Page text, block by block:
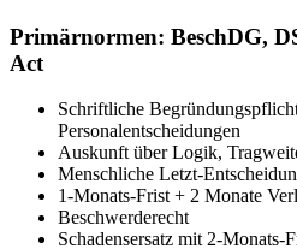
Primärnormen: BeschDG,
Act
Schriftliche
Personalentscheidungen
Auskunft über Logik,
Menschliche Letzt-
1-Monats-Frist + 2 Monate
Beschwerderecht
Schadensersatz mit 2-Monats-